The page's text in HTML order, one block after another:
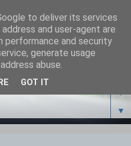
▼
▼
to deliver its services
and user-agent are
performance and security
generate usage
abuse.
GOT IT